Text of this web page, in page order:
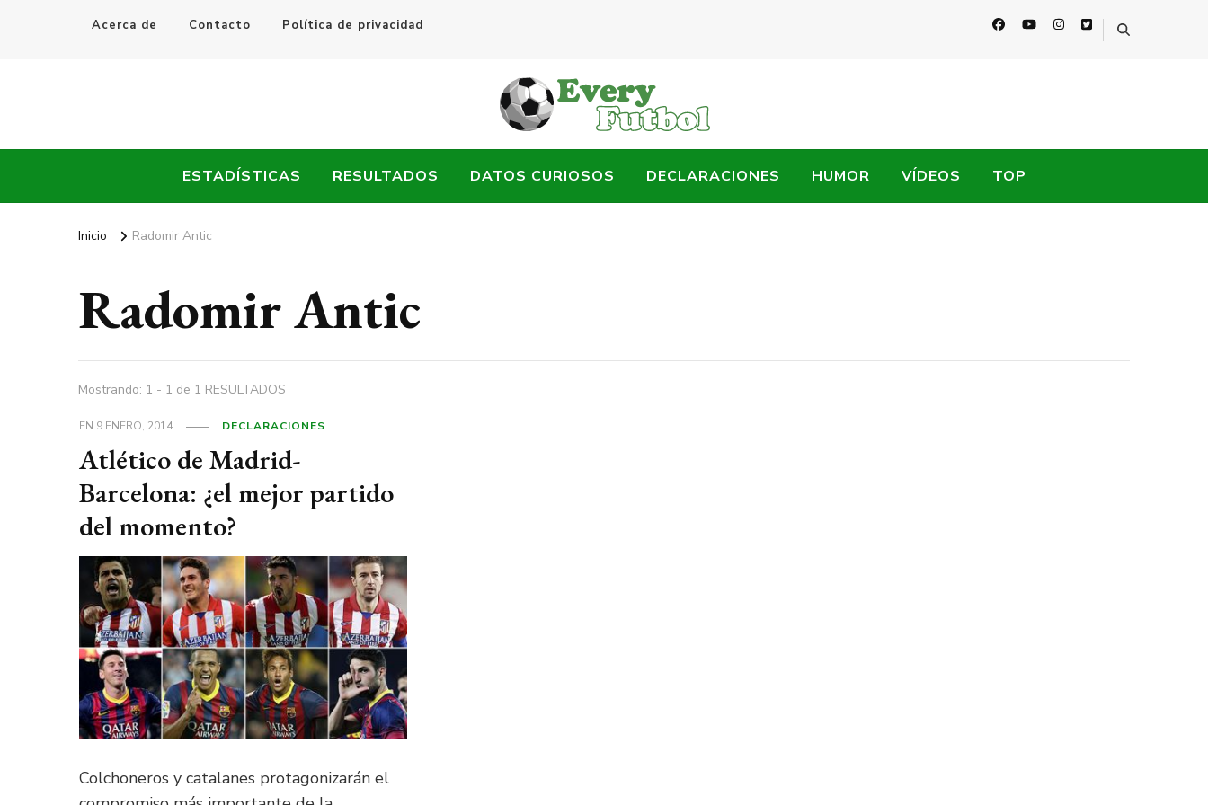
Acerca de Contacto Política de privacidad
Every Fútbol
ESTADÍSTICAS RESULTADOS DATOS CURIOSOS DECLARACIONES HUMOR VÍDEOS TOP
Inicio Radomir Antic
Radomir Antic
Mostrando: 1 - 1 de 1 RESULTADOS
EN 9 ENERO, 2014 DECLARACIONES
Atlético de Madrid-
Barcelona: ¿el mejor partido
del momento?
Colchoneros y catalanes protagonizarán el